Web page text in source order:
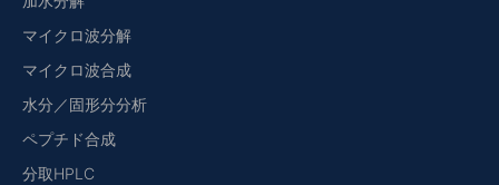
マイクロ波分解
マイクロ波合成
水分／固形分分析
ペプチド合成
分取HPLC